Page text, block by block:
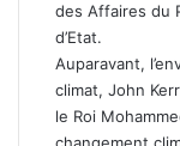
des Affaires du
d’Etat.
Auparavant,
climat, John
le Roi